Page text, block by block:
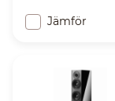
Jämför